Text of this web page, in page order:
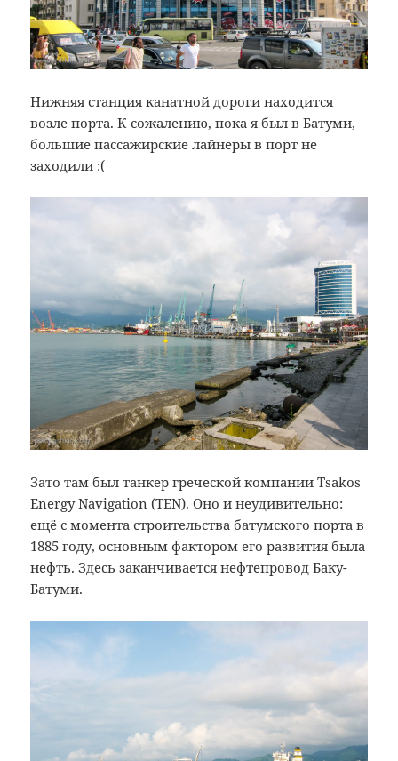
Нижняя станция канатной дороги находится
возле порта. К сожалению, пока я был в Батуми,
большие пассажирские лайнеры в порт не
заходили :(
Зато там был танкер греческой компании Tsakos
Energy Navigation (TEN). Оно и неудивительно:
ещё с момента строительства батумского порта в
1885 году, основным фактором его развития была
нефть. Здесь заканчивается нефтепровод Баку-
Батуми.